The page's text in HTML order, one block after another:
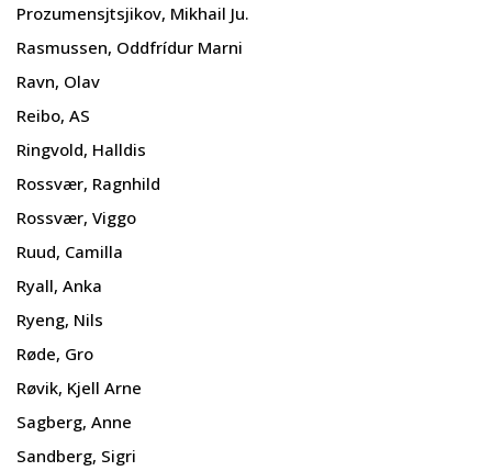
Prozumensjtsjikov, Mikhail Ju.
Rasmussen, Oddfrídur Marni
Ravn, Olav
Reibo, AS
Ringvold, Halldis
Rossvær, Ragnhild
Rossvær, Viggo
Ruud, Camilla
Ryall, Anka
Ryeng, Nils
Røde, Gro
Røvik, Kjell Arne
Sagberg, Anne
Sandberg, Sigri